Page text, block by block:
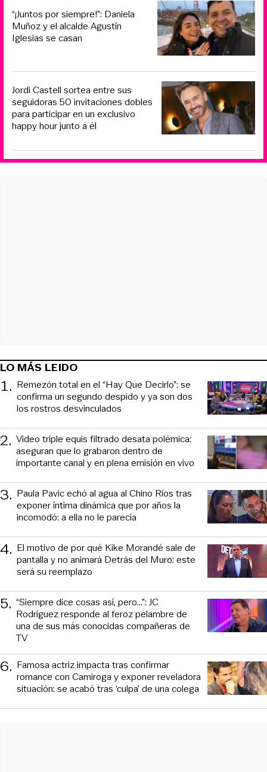
“¡Juntos por siempre!”: Daniela
Muñoz y el alcalde Agustín
Iglesias se casan
Jordi Castell sortea entre sus
seguidoras 50 invitaciones dobles
para participar en un exclusivo
happy hour junto a él
LO MÁS LEIDO
1. Remezón total en el “Hay Que Decirlo”: se
confirma un segundo despido y ya son dos
los rostros desvinculados
2. Video triple equis filtrado desata polémica:
aseguran que lo grabaron dentro de
importante canal y en plena emisión en vivo
3. Paula Pavic echó al agua al Chino Ríos tras
exponer íntima dinámica que por años la
incomodó: a ella no le parecía
4. El motivo de por qué Kike Morandé sale de
pantalla y no animará Detrás del Muro: este
será su reemplazo
5. “Siempre dice cosas así, pero...”: JC
Rodríguez responde al feroz pelambre de
una de sus más conocidas compañeras de
TV
6. Famosa actriz impacta tras confirmar
romance con Camiroga y exponer reveladora
situación: se acabó tras ‘culpa’ de una colega